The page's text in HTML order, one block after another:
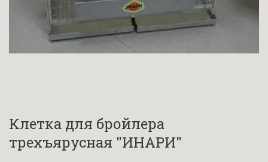
Клетка для бройлера
трехъярусная "ИНАРИ"